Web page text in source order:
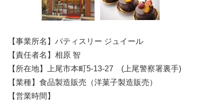
【事業所名】パティスリー ジュイール
【責任者名】相原 智
【所在地】上尾市本町5-13-27 (上尾警察署裏手)
【業種】食品製造販売（洋菓子製造販売）
【営業時間】